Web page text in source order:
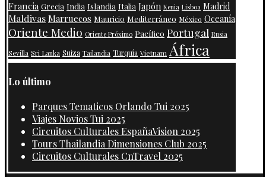
Francia Grecia India Islandia Italia Japón Kenia Lisboa Madrid
Maldivas Marruecos Mauricio Mediterráneo México Oceanía
Oriente Medio Oriente Próximo Pacífico Portugal Rusia
Sevilla Sri Lanka Suiza Tailandia Turquía Vietnam África
Lo último
Parques Tematicos Orlando Tui 2025
Viajes Novios Tui 2025
Circuitos Culturales EspañaVision 2025
Tours Thailandia Dimensiones Club 2025
Circuitos Culturales CnTravel 2025